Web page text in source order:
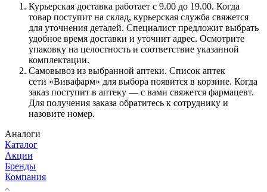
Курьерская доставка работает с 9.00 до 19.00. Когда
товар поступит на склад, курьерская служба свяжется
для уточнения деталей. Специалист предложит выбрать
удобное время доставки и уточнит адрес. Осмотрите
упаковку на целостность и соответствие указанной
комплектации.
Самовывоз из выбранной аптеки. Список аптек
сети «Вивафарм» для выбора появится в корзине. Когда
заказ поступит в аптеку — с вами свяжется фармацевт.
Для получения заказа обратитесь к сотруднику и
назовите номер.
Аналоги
Каталог
Акции
Бренды
Компания